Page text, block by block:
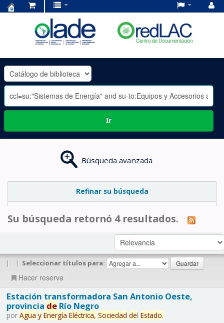
OLADE
-
Ir
Búsqueda avanzada
Refinar su búsqueda
Su búsqueda retornó 4 resultados.
| | Seleccionar títulos para:
Hacer reserva
Estación transformadora San Antonio Oeste,
provincia deRío Negro
por Agua y Energía Eléctrica, Sociedad del Estado.